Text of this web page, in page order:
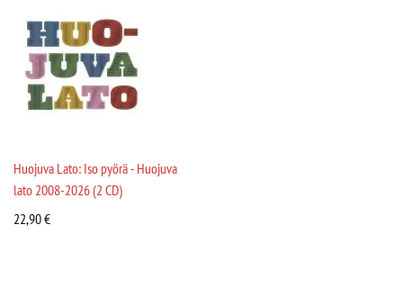
Huojuva Lato: Iso pyörä - Huojuva
lato 2008-2026 (2 CD)
22,90€